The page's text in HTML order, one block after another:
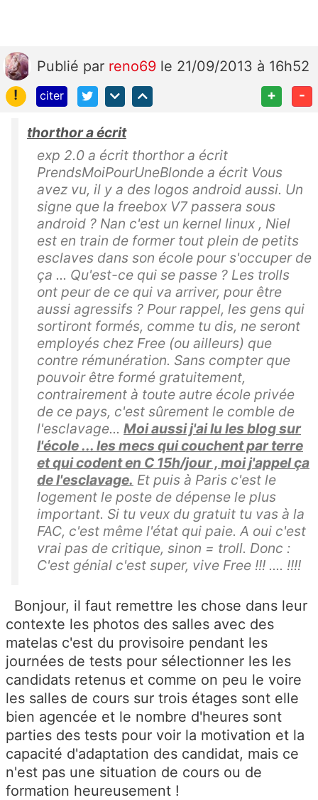
Publié par reno69 le 21/09/2013 à 16h52
!
citer + -
thorthor a écrit
exp 2.0 a écrit thorthor a écrit
PrendsMoiPourUneBlonde a écrit Vous
avez vu, il y a des logos android aussi. Un
signe que la freebox V7 passera sous
android ? Nan c'est un kernel linux , Niel
est en train de former tout plein de petits
esclaves dans son école pour s'occuper de
ça ... Qu'est-ce qui se passe ? Les trolls
ont peur de ce qui va arriver, pour être
aussi agressifs ? Pour rappel, les gens qui
sortiront formés, comme tu dis, ne seront
employés chez Free (ou ailleurs) que
contre rémunération. Sans compter que
pouvoir être formé gratuitement,
contrairement à toute autre école privée
de ce pays, c'est sûrement le comble de
l'esclavage... Moi aussi j'ai lu les blog sur
l'école ... les mecs qui couchent par terre
et qui codent en C 15h/jour , moi j'appel ça
de l'esclavage. Et puis à Paris c'est le
logement le poste de dépense le plus
important. Si tu veux du gratuit tu vas à la
FAC, c'est même l'état qui paie. A oui c'est
vrai pas de critique, sinon = troll. Donc :
C'est génial c'est super, vive Free !!! .... !!!!
Bonjour, il faut remettre les chose dans leur
contexte les photos des salles avec des
matelas c'est du provisoire pendant les
journées de tests pour sélectionner les les
candidats retenus et comme on peu le voire
les salles de cours sur trois étages sont elle
bien agencée et le nombre d'heures sont
parties des tests pour voir la motivation et la
capacité d'adaptation des candidat, mais ce
n'est pas une situation de cours ou de
formation heureusement !